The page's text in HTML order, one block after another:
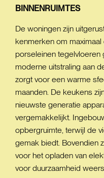
BINNENRUIMTES
De woningen zijn
kenmerken om
porseleinen tegelvloeren
moderne uitstraling aan
zorgt voor een warme
maanden. De keukens
nieuwste generatie
vergemakkelijkt.
opbergruimte, terwijl de
gemak biedt. Bovendien
voor het opladen van
voor duurzaamheid